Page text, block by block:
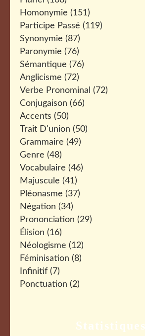
Homonymie (151)
Participe Passé (119)
Synonymie (87)
Paronymie (76)
Sémantique (76)
Anglicisme (72)
Verbe Pronominal (72)
Conjugaison (66)
Accents (50)
Trait D'union (50)
Grammaire (49)
Genre (48)
Vocabulaire (46)
Majuscule (41)
Pléonasme (37)
Négation (34)
Prononciation (29)
Élision (16)
Néologisme (12)
Féminisation (8)
Infinitif (7)
Ponctuation (2)
Statistiques